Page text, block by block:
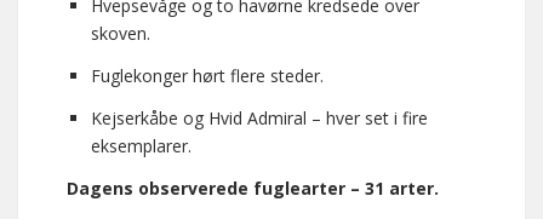
Hvepsevåge og to havørne kredsede over
skoven.
Fuglekonger hørt flere steder.
Kejserkåbe og Hvid Admiral – hver set i fire
eksemplarer.
Dagens observerede fuglearter – 31 arter.